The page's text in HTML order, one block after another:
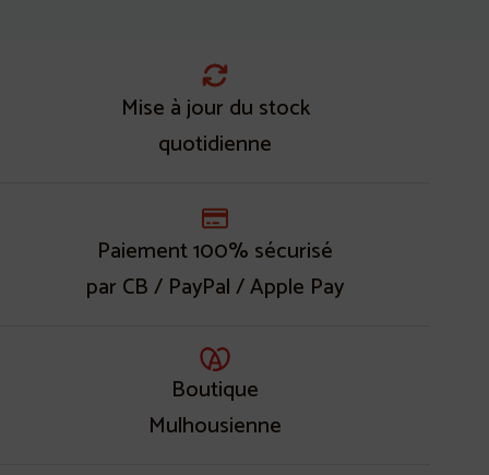
Mise à jour du stock
quotidienne
Paiement 100% sécurisé
par CB / PayPal / Apple Pay
Boutique
Mulhousienne